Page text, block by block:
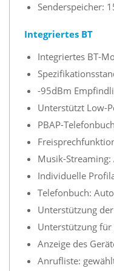
Senderspeicher:
Integriertes BT
Integriertes BT-
-95dBm
Unterstützt Low-
PBAP-
Musik-
Individuelle
Telefonbuch:
Unterstützung
Unterstützung
Anzeige des
Anrufliste: